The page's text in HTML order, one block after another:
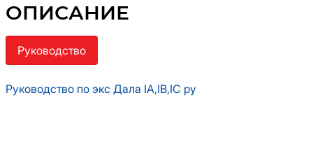
ОПИСАНИЕ
Руководство
Руководство по экс Дала IA,IB,IC ру